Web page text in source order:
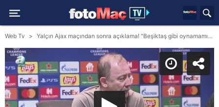
Web Tv Yalçın Ajax maçından sonra açıklama! "Beşiktaş gibi oynamamız lazım"